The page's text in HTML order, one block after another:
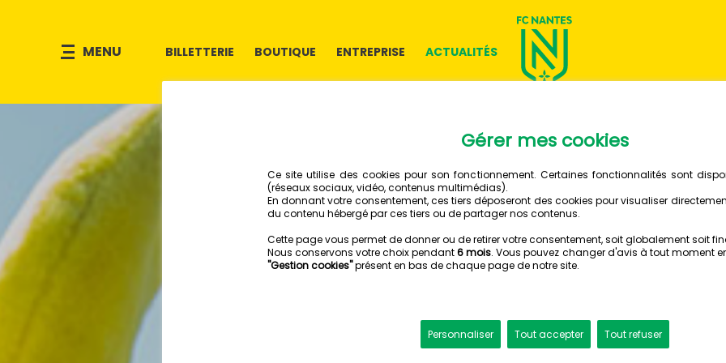
MENU BILLETTERIE BOUTIQUE ENTREPRISE ACTUALITÉS